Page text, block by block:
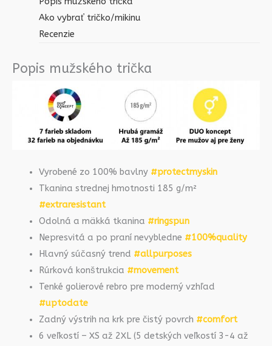
Ako vybrať tričko/mikinu
Recenzie
Popis mužského trička
Vyrobené zo 100% bavlny #protectmyskin
Tkanina strednej hmotnosti 185 g/m²
#extraresistant
Odolná a mäkká tkanina #ringspun
Nepresvitá a po praní nevybledne #100%quality
Hlavný súčasný trend #allpurposes
Rúrková konštrukcia #movement
Tenké golierové rebro pre moderný vzhľad
#uptodate
Zadný výstrih na krk pre čistý povrch #comfort
6 veľkostí – XS až 2XL (5 detských veľkostí 3-4 až